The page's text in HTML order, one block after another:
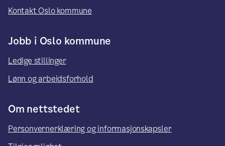
Kontakt Oslo kommune
Jobb i Oslo kommune
Ledige stillinger
Lønn og arbeidsforhold
Om nettstedet
Personvernerklæring og informasjonskapsler